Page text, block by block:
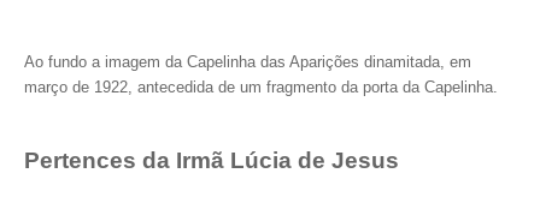
Ao fundo a imagem da Capelinha das Aparições dinamitada, em
março de 1922, antecedida de um fragmento da porta da Capelinha.
Pertences da Irmã Lúcia de Jesus